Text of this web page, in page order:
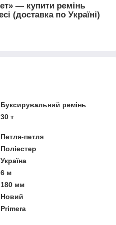
— купити ремінь
(доставка по Україні)
Буксирувальний ремінь
30 т
Петля-петля
Поліестер
Україна
6 м
180 мм
Новий
Primera